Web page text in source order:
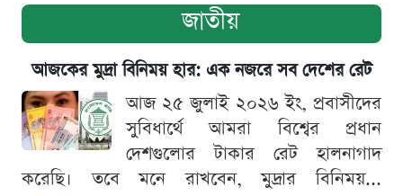
জাতীয়
আজকের মুদ্রা বিনিময় হার: এক নজরে সব দেশের রেট
আজ ২৫ জুলাই ২০২৬ ইং, প্রবাসীদের
সুবিধার্থে আমরা বিশ্বের প্রধান
দেশগুলোর টাকার রেট হালনাগাদ
করেছি। তবে মনে রাখবেন, মুদ্রার বিনিময়...